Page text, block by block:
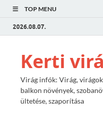
TOP MENU
2026.08.07.
Kerti
Virág infók: Virág,
balkon növények,
ültetése, szaporítása